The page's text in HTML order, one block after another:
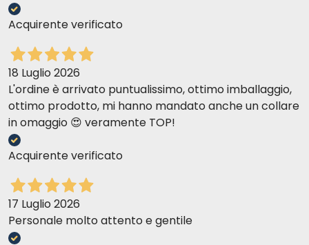
Acquirente verificato
18 Luglio 2026
L'ordine è arrivato puntualissimo, ottimo imballaggio,
ottimo prodotto, mi hanno mandato anche un collare
in omaggio 😍 veramente TOP!
Acquirente verificato
17 Luglio 2026
Personale molto attento e gentile